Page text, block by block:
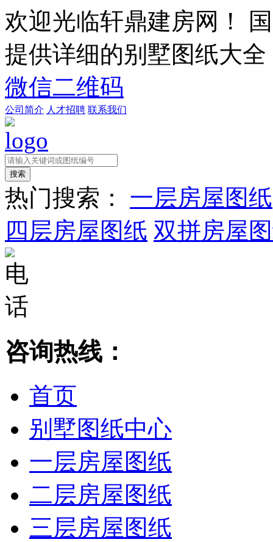
欢迎光临轩鼎建房网！
提供详细的别墅图纸大
微信二维码
公司简介 人才招聘 联系我们
热门搜索： 一层房屋图纸
四层房屋图纸 双拼房屋
咨询热线：
首页
别墅图纸中心
一层房屋图纸
二层房屋图纸
三层房屋图纸